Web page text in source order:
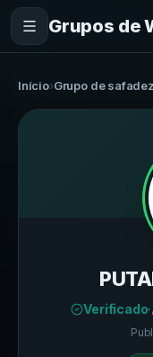
Grupos de
Início›Grupo de
Verificado·